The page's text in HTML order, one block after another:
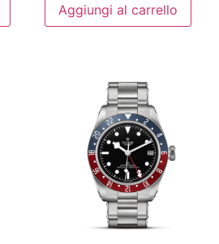
Aggiungi al carrello